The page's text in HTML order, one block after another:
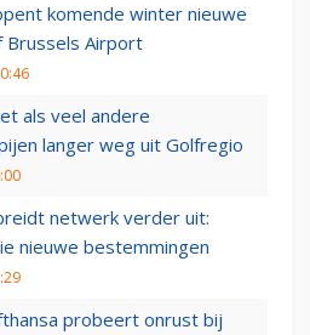
komende winter nieuwe
Brussels Airport
als veel andere
langer weg uit Golfregio
netwerk verder uit:
nieuwe bestemmingen
probeert onrust bij